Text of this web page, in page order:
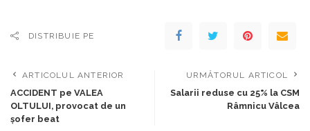
DISTRIBUIE PE
ARTICOLUL ANTERIOR
ACCIDENT pe VALEA
OLTULUI, provocat de un
şofer beat
URMĂTORUL ARTICOL
Salarii reduse cu 25% la CSM
Râmnicu Vâlcea